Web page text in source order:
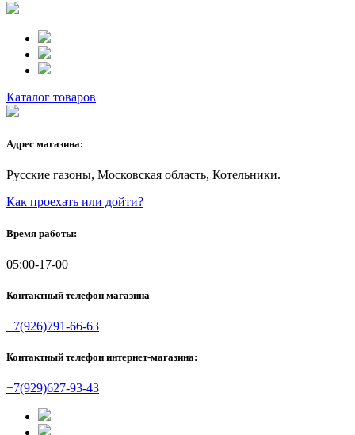
Каталог товаров
Адрес магазина:
Русские газоны, Московская область, Котельники.
Как проехать или дойти?
Время работы:
05:00-17-00
Контактный телефон магазина
+7(926)791-66-63
Контактный телефон интернет-магазина:
+7(929)627-93-43